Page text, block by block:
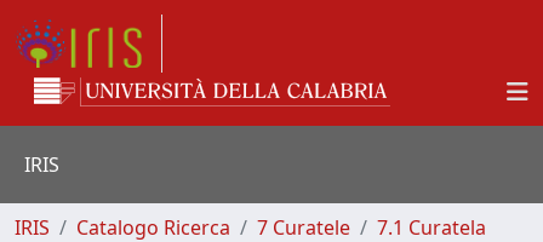
IRIS
IRIS Catalogo Ricerca 7 Curatele 7.1 Curatela